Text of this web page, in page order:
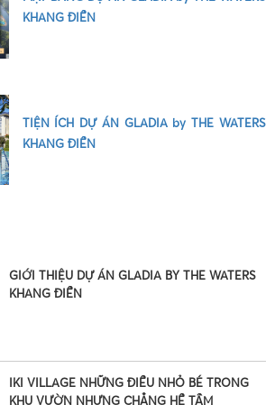
KHANG ĐIỀN
TIỆN ÍCH DỰ ÁN GLADIA by THE WATERS
KHANG ĐIỀN
GIỚI THIỆU DỰ ÁN GLADIA BY THE WATERS
KHANG ĐIỀN
IKI VILLAGE NHỮNG ĐIỀU NHỎ BÉ TRONG
KHU VƯỜN NHƯNG CHẲNG HỀ TẦM